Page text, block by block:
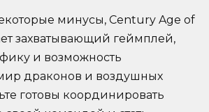
минусы, Century Age of
захватывающий геймплей,
и возможность
драконов и воздушных
готовы координировать